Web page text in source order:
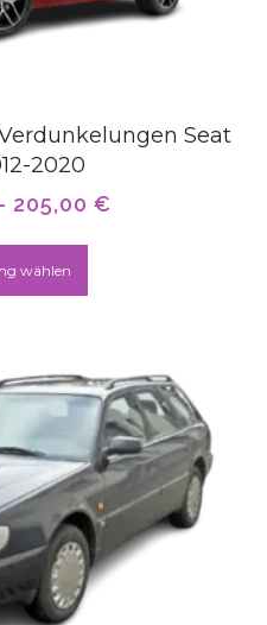
Seat
2020
205,00 €
wählen